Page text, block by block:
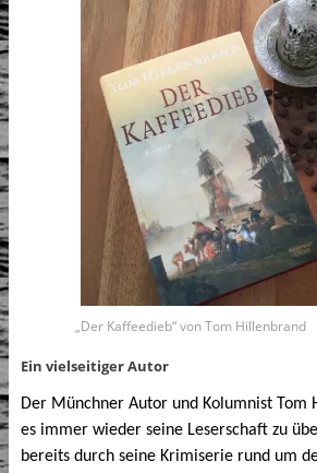
„Der Kaffeedieb“ von Tom Hillenbrand
Ein vielseitiger Autor
Der Münchner Autor und Kolumnist Tom
es immer wieder seine Leserschaft zu
bereits durch seine Krimiserie rund um